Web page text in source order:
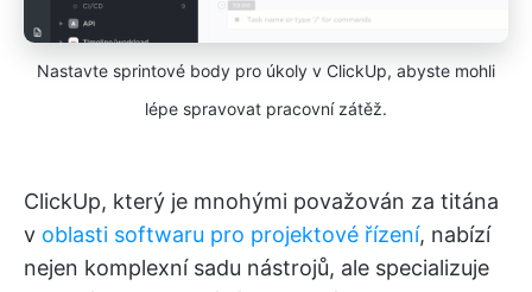
Nastavte sprintové body pro úkoly v ClickUp, abyste mohli
lépe spravovat pracovní zátěž.
ClickUp, který je mnohými považován za titána
v oblasti softwaru pro projektové řízení, nabízí
nejen komplexní sadu nástrojů, ale specializuje